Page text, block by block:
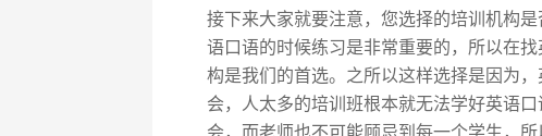
接下来大家就要注意，您选择的培训机构
语口语的时候练习是非常重要的，所以在
构是我们的首选。之所以这样选择是因为
会，人太多的培训班根本就无法学好英语
会，而老师也不可能顾忌到每一个学生，